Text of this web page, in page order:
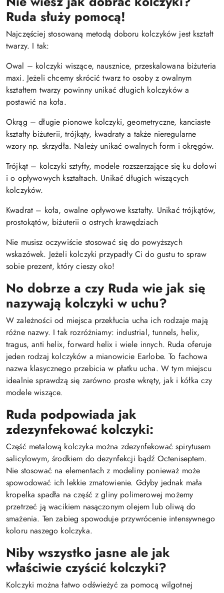
Ruda służy pomocą!
Najczęściej stosowaną metodą doboru kolczyków jest kształt
twarzy. I tak:
Owal – kolczyki wiszące, nausznice, przeskalowana biżuteria
maxi. Jeżeli chcemy skrócić twarz to osoby z owalnym
kształtem twarzy powinny unikać długich kolczyków a
postawić na koła.
Okrąg – długie pionowe kolczyki, geometryczne, kanciaste
kształty biżuterii, trójkąty, kwadraty a także nieregularne
wzory np. skrzydła. Należy unikać owalnych form i okręgów.
Trójkąt – kolczyki sztyfty, modele rozszerzające się ku dołowi
i o opływowych kształtach. Unikać długich wiszących
kolczyków.
Kwadrat – koła, owalne opływowe kształty. Unikać trójkątów,
prostokątów, biżuterii o ostrych krawędziach
Nie musisz oczywiście stosować się do powyższych
wskazówek. Jeżeli kolczyki przypadły Ci do gustu to spraw
sobie prezent, który cieszy oko!
No dobrze a czy Ruda wie jak się
nazywają kolczyki w uchu?
W zależności od miejsca przekłucia ucha ich rodzaje mają
różne nazwy. I tak rozróżniamy: industrial, tunnels, helix,
tragus, anti helix, forward helix i wiele innych. Ruda oferuje
jeden rodzaj kolczyków a mianowicie Earlobe. To fachowa
nazwa klasycznego przebicia w płatku ucha. W tym miejscu
idealnie sprawdzą się zarówno proste wkręty, jak i kółka czy
modele wiszące.
Ruda podpowiada jak
zdezynfekować kolczyki:
Część metalową kolczyka można zdezynfekować spirytusem
salicylowym, środkiem do dezynfekcji bądź Octeniseptem.
Nie stosować na elementach z modeliny ponieważ może
spowodować ich lekkie zmatowienie. Gdyby jednak mała
kropelka spadła na część z gliny polimerowej możemy
przetrzeć ją wacikiem nasączonym olejem lub oliwą do
smażenia. Ten zabieg spowoduje przywrócenie intensywnego
koloru naszego kolczyka.
Niby wszystko jasne ale jak
właściwie czyścić kolczyki?
Kolczyki można łatwo odświeżyć za pomocą wilgotnej